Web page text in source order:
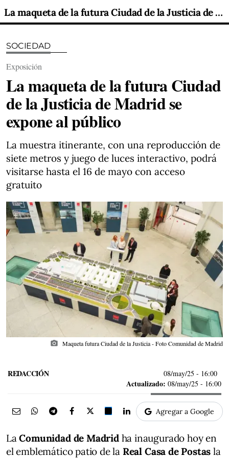
La maqueta de la futura Ciudad de la Justicia de Madrid se expone al público
SOCIEDAD
Exposición
La maqueta de la futura Ciudad
de la Justicia de Madrid se
expone al público
La muestra itinerante, con una reproducción de
siete metros y juego de luces interactivo, podrá
visitarse hasta el 16 de mayo con acceso
gratuito
photo_camera Maqueta futura Ciudad de la Justicia - Foto Comunidad de Madrid
REDACCIÓN 08/may/25 - 16:00
Actualizado: 08/may/25 - 16:00
Agregar a Google
LaComunidad de Madridha inaugurado hoy en
el emblemático patio de la Real Casa de Postas la